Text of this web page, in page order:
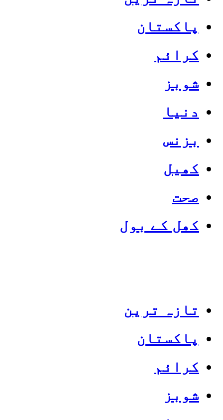
پاکستان
کرائم
شوبز
دنیا
بزنس
کھیل
صحت
کھل کے بول
تازہ ترین
پاکستان
کرائم
شوبز
Categories
Top News